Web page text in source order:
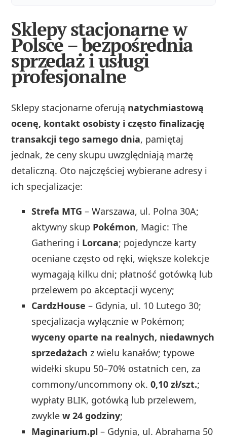
Sklepy stacjonarne w
Polsce – bezpośrednia
sprzedaż i usługi
profesjonalne
Sklepy stacjonarne oferują natychmiastową
ocenę, kontakt osobisty i często finalizację
transakcji tego samego dnia, pamiętaj
jednak, że ceny skupu uwzględniają marżę
detaliczną. Oto najczęściej wybierane adresy i
ich specjalizacje:
Strefa MTG – Warszawa, ul. Polna 30A;
aktywny skup Pokémon, Magic: The
Gathering i Lorcana; pojedyncze karty
oceniane często od ręki, większe kolekcje
wymagają kilku dni; płatność gotówką lub
przelewem po akceptacji wyceny;
CardzHouse – Gdynia, ul. 10 Lutego 30;
specjalizacja wyłącznie w Pokémon;
wyceny oparte na realnych, niedawnych
sprzedażach z wielu kanałów; typowe
widełki skupu 50–70% ostatnich cen, za
commony/uncommony ok.0,10 zł/szt.;
wypłaty BLIK, gotówką lub przelewem,
zwyklew 24 godziny;
Maginarium.pl – Gdynia, ul. Abrahama 50